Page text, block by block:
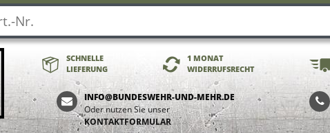
SCHNELLE
LIEFERUNG
1 MONAT
WIDERRUFSRECHT
INFO@BUNDESWEHR-UND-MEHR.DE
Oder nutzen Sie unser
KONTAKTFORMULAR